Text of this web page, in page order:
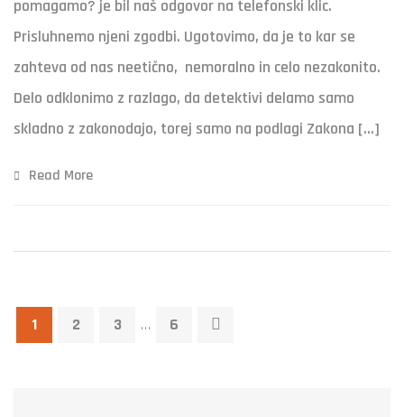
pomagamo? je bil naš odgovor na telefonski klic.
Prisluhnemo njeni zgodbi. Ugotovimo, da je to kar se
zahteva od nas neetično, nemoralno in celo nezakonito.
Delo odklonimo z razlago, da detektivi delamo samo
skladno z zakonodajo, torej samo na podlagi Zakona […]
Read More
1 2 3 … 6